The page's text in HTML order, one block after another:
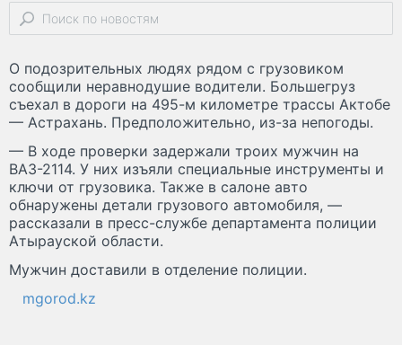
О подозрительных людях рядом с грузовиком
сообщили неравнодушие водители. Большегруз
съехал в дороги на 495-м километре трассы Актобе
— Астрахань. Предположительно, из-за непогоды.
— В ходе проверки задержали троих мужчин на
ВАЗ-2114. У них изъяли специальные инструменты и
ключи от грузовика. Также в салоне авто
обнаружены детали грузового автомобиля, —
рассказали в пресс-службе департамента полиции
Атырауской области.
Мужчин доставили в отделение полиции.
mgorod.kz